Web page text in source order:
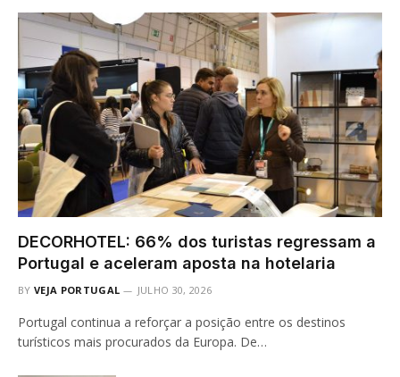
DECORHOTEL: 66% dos turistas regressam a
Portugal e aceleram aposta na hotelaria
BY VEJA PORTUGAL JULHO 30, 2026
Portugal continua a reforçar a posição entre os destinos
turísticos mais procurados da Europa. De…